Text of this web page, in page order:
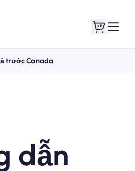
hoạch mua sắm
trước Canada
dẫn